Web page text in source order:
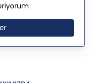
işlenen
sağlanması